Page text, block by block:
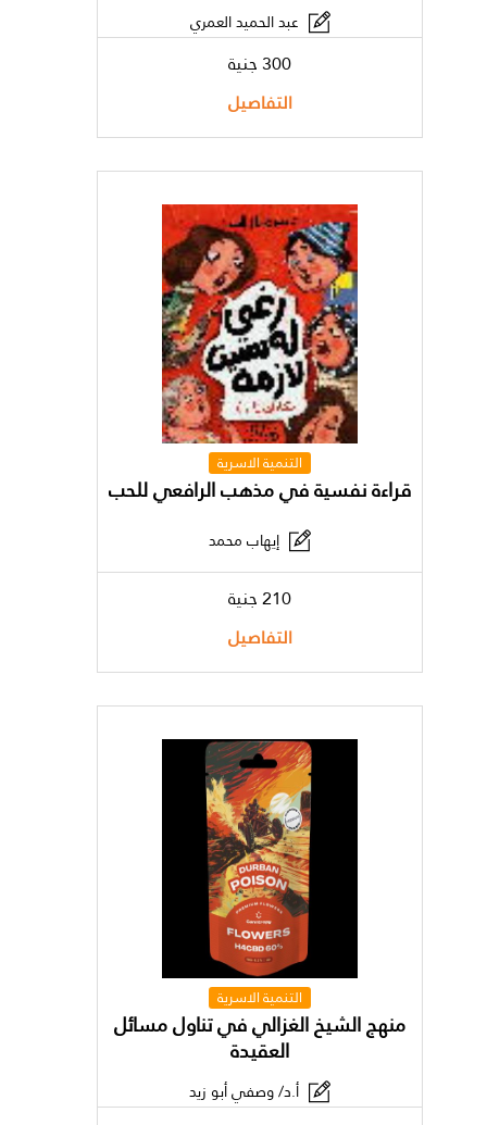
عبد الحميد العمري
300 جنية
التفاصيل
التنمية الاسرية
قراءة نفسية في مذهب الرافعي للحب
إيهاب محمد
210 جنية
التفاصيل
التنمية الاسرية
منهج الشيخ الغزالي في تناول مسائل
العقيدة
أ.د/ وصفي أبو زيد